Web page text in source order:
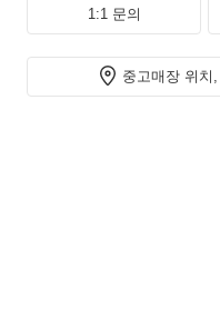
1:1 문의
중고매장 위치